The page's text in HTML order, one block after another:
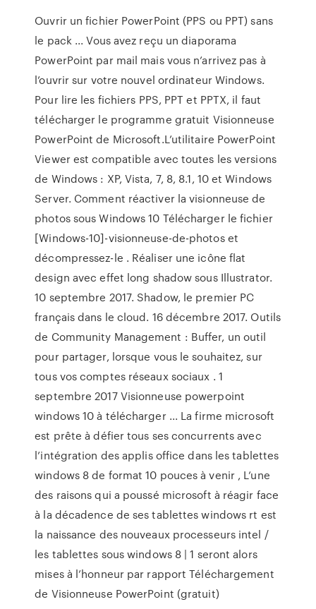
Ouvrir un fichier PowerPoint (PPS ou PPT) sans
le pack ... Vous avez reçu un diaporama
PowerPoint par mail mais vous n’arrivez pas à
l’ouvrir sur votre nouvel ordinateur Windows.
Pour lire les fichiers PPS, PPT et PPTX, il faut
télécharger le programme gratuit Visionneuse
PowerPoint de Microsoft.L’utilitaire PowerPoint
Viewer est compatible avec toutes les versions
de Windows : XP, Vista, 7, 8, 8.1, 10 et Windows
Server. Comment réactiver la visionneuse de
photos sous Windows 10 Télécharger le fichier
[Windows-10]-visionneuse-de-photos et
décompressez-le . Réaliser une icône flat
design avec effet long shadow sous Illustrator.
10 septembre 2017. Shadow, le premier PC
français dans le cloud. 16 décembre 2017. Outils
de Community Management : Buffer, un outil
pour partager, lorsque vous le souhaitez, sur
tous vos comptes réseaux sociaux . 1
septembre 2017 Visionneuse powerpoint
windows 10 à télécharger ... La firme microsoft
est prête à défier tous ses concurrents avec
l’intégration des applis office dans les tablettes
windows 8 de format 10 pouces à venir , L’une
des raisons qui a poussé microsoft à réagir face
à la décadence de ses tablettes windows rt est
la naissance des nouveaux processeurs intel /
les tablettes sous windows 8 | 1 seront alors
mises à l’honneur par rapport Téléchargement
de Visionneuse PowerPoint (gratuit)